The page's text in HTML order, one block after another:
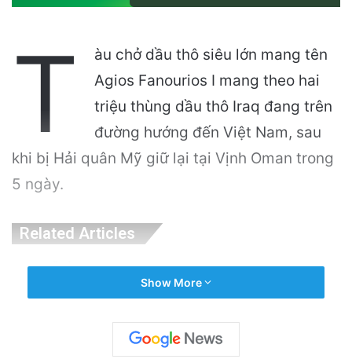
T
àu chở dầu thô siêu lớn mang tên
Agios Fanourios I mang theo hai
triệu thùng dầu thô Iraq đang trên
đường hướng đến Việt Nam, sau
khi bị Hải quân Mỹ giữ lại tại Vịnh Oman trong
5 ngày.
Related Articles
Do Vi Phạm Bản Quyền
11 hours ago
Điện Ảnh Bùng Nổ Cảm Xúc: Tại Sao
Show More